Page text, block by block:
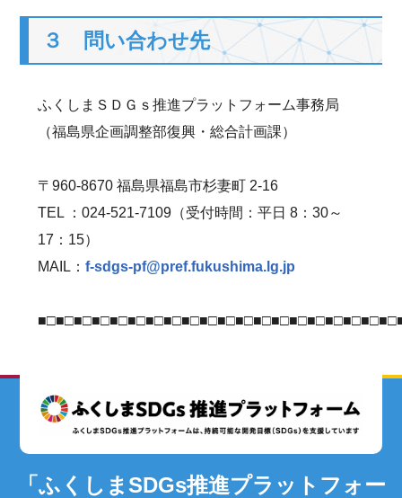
３ 問い合わせ先
ふくしまＳＤＧｓ推進プラットフォーム事務局
（福島県企画調整部復興・総合計画課）
〒960-8670 福島県福島市杉妻町 2-16
TEL ：024-521-7109（受付時間：平日 8：30～
17：15）
MAIL：f-sdgs-pf@pref.fukushima.lg.jp
「ふくしまSDGs推進プラットフォー